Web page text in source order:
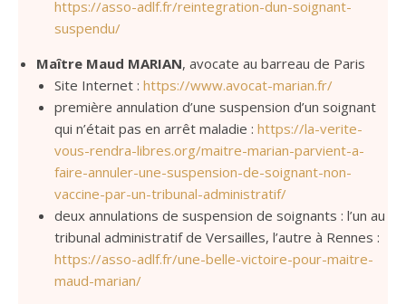
https://asso-adlf.fr/reintegration-dun-soignant-
suspendu/
Maître Maud MARIAN, avocate au barreau de Paris
Site Internet : https://www.avocat-marian.fr/
première annulation d’une suspension d’un soignant
qui n’était pas en arrêt maladie : https://la-verite-
vous-rendra-libres.org/maitre-marian-parvient-a-
faire-annuler-une-suspension-de-soignant-non-
vaccine-par-un-tribunal-administratif/
deux annulations de suspension de soignants : l’un au
tribunal administratif de Versailles, l’autre à Rennes :
https://asso-adlf.fr/une-belle-victoire-pour-maitre-
maud-marian/